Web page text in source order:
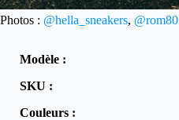
Photos : @hella_sneakers, @rom80
Modèle :
SKU :
Couleurs :